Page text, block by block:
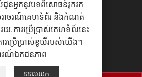
បែបយ៉ាង។
| RSS | XML | គោលការណ៍ឯកជនភាព
ជូនអ្នកនូវបទពិសោធន៍រុករក
ចរាចរណ៍គេហទំព័រ និងកំណត់
យៈការប្រើប្រាស់គេហទំព័រនេះ
រប្រើប្រាស់ខូឃីរបស់យើង។
ណ៍ឯកជនភាព
ទទួលយក